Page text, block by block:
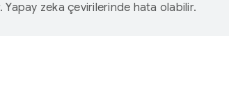
Yapay zeka çevirilerinde hata olabilir.